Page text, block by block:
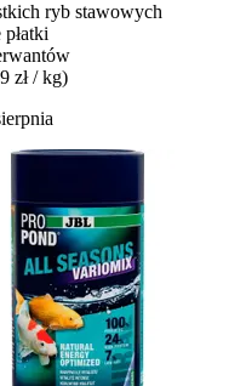
ryb stawowych
płatki
zł / kg)